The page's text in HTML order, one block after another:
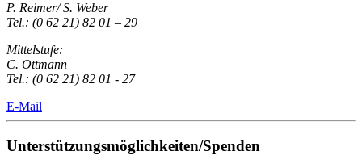
P. Reimer/ S. Weber
Tel.: (0 62 21) 82 01 – 29
Mittelstufe:
C. Ottmann
Tel.: (0 62 21) 82 01 - 27
E-Mail
Unterstützungsmöglichkeiten/Spenden